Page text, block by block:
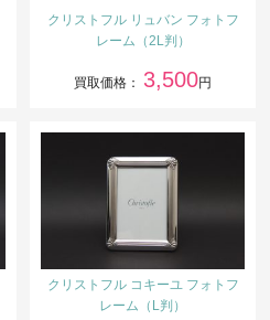
クリストフル リュバン フォトフ
レーム（2L判）
買取価格： 3,500円
クリストフル コキーユ フォトフ
レーム（L判）